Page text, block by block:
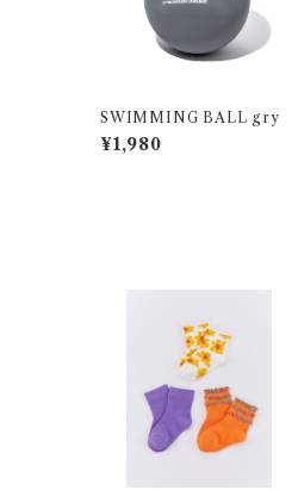
SWIMMING BALL gry
¥1,980